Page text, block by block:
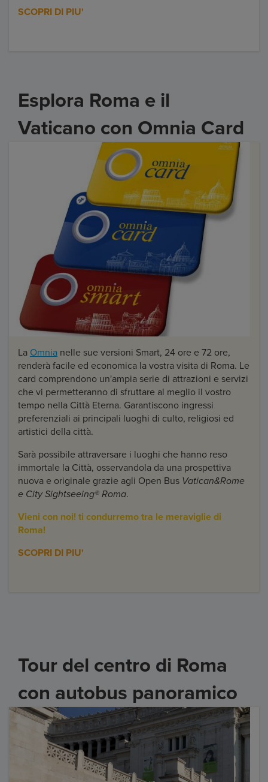
SCOPRI DI PIU'
Esplora Roma e il
Vaticano con Omnia Card
La Omnia nelle sue versioni Smart, 24 ore e 72 ore,
renderà facile ed economica la vostra visita di Roma. Le
card comprendono un'ampia serie di attrazioni e servizi
che vi permetteranno di sfruttare al meglio il vostro
tempo nella Città Eterna. Garantiscono ingressi
preferenziali ai principali luoghi di culto, religiosi ed
artistici della città.
Sarà possibile attraversare i luoghi che hanno reso
immortale la Città, osservandola da una prospettiva
nuova e originale grazie agli Open Bus Vatican&Rome
e City Sightseeing® Roma.
Vieni con noi! ti condurremo tra le meraviglie di
Roma!
SCOPRI DI PIU'
Tour del centro di Roma
con autobus panoramico